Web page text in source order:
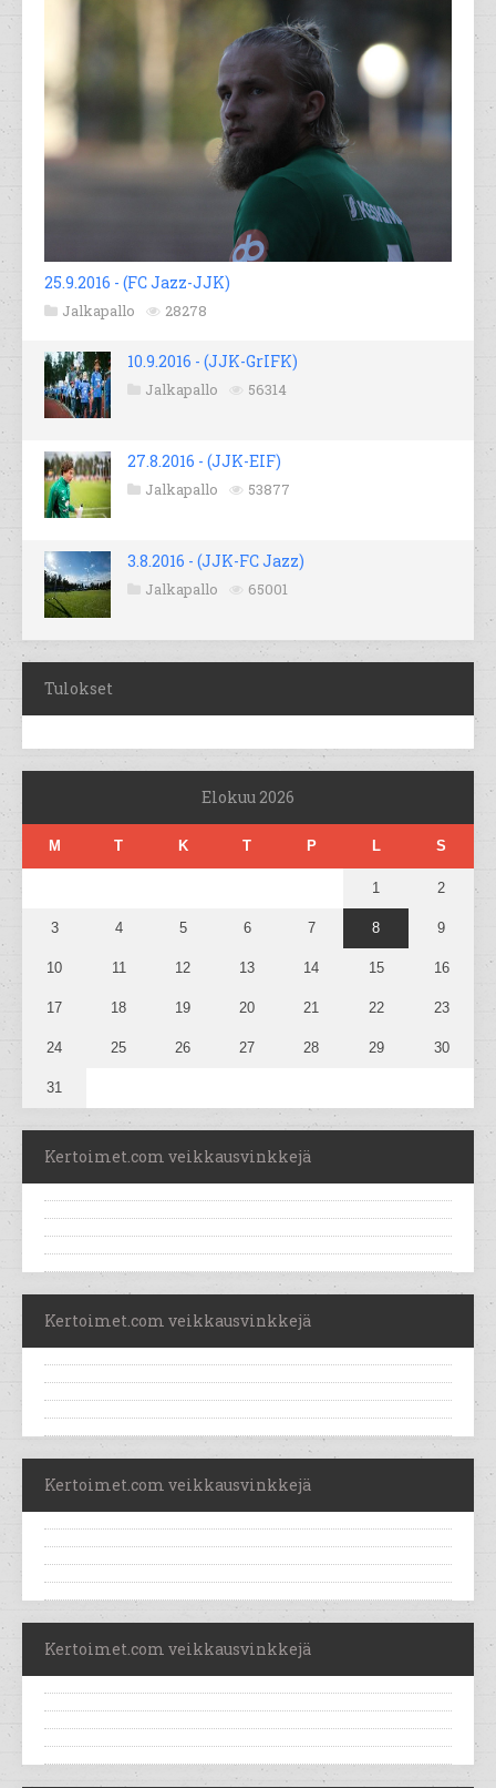
25.9.2016 - (FC Jazz-JJK)
Jalkapallo 28278
10.9.2016 - (JJK-GrIFK)
Jalkapallo 56314
27.8.2016 - (JJK-EIF)
Jalkapallo 53877
3.8.2016 - (JJK-FC Jazz)
Jalkapallo 65001
Tulokset
Elokuu 2026
M T K T P L S
1 2
3 4 5 6 7 8 9
10 11 12 13 14 15 16
17 18 19 20 21 22 23
24 25 26 27 28 29 30
31
Kertoimet.com veikkausvinkkejä
Kertoimet.com veikkausvinkkejä
Kertoimet.com veikkausvinkkejä
Kertoimet.com veikkausvinkkejä